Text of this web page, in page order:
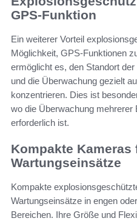
GPS-Funktion
Ein weiterer Vorteil
Möglichkeit, GPS-Funktionen
ermöglicht es, den Standort
und die Überwachung gezielt
konzentrieren. Dies ist
wo die Überwachung mehrerer
erforderlich ist.
Kompakte Kameras
Wartungseinsätze
Kompakte
Wartungseinsätze in engen
Bereichen. Ihre Größe und